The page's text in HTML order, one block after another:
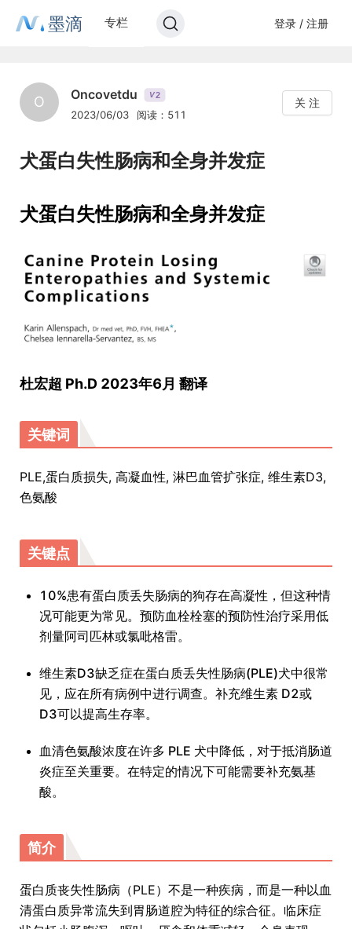
墨滴 专栏 登录 / 注册
O Oncovetdu V2
2023/06/03 阅读：511
关 注
犬蛋白失性肠病和全身并发症
犬蛋白失性肠病和全身并发症
杜宏超 Ph.D 2023年6月 翻译
关键词
PLE,蛋白质损失, 高凝血性, 淋巴血管扩张症, 维生素D3,
色氨酸
关键点
10%患有蛋白质丢失肠病的狗存在高凝性，但这种情
况可能更为常见。预防血栓栓塞的预防性治疗采用低
剂量阿司匹林或氯吡格雷。
维生素D3缺乏症在蛋白质丢失性肠病(PLE)犬中很常
见，应在所有病例中进行调查。补充维生素 D2或
D3可以提高生存率。
血清色氨酸浓度在许多 PLE 犬中降低，对于抵消肠道
炎症至关重要。在特定的情况下可能需要补充氨基
酸。
简介
蛋白质丧失性肠病（PLE）不是一种疾病，而是一种以血
清蛋白质异常流失到胃肠道腔为特征的综合征。临床症